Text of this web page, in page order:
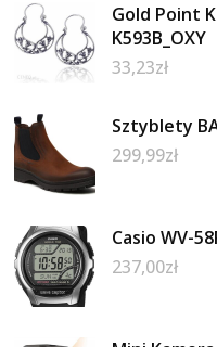
Gold Point
K593B_OXY
33,23zł
Sztyblety
299,99zł
Casio WV-
237,00zł